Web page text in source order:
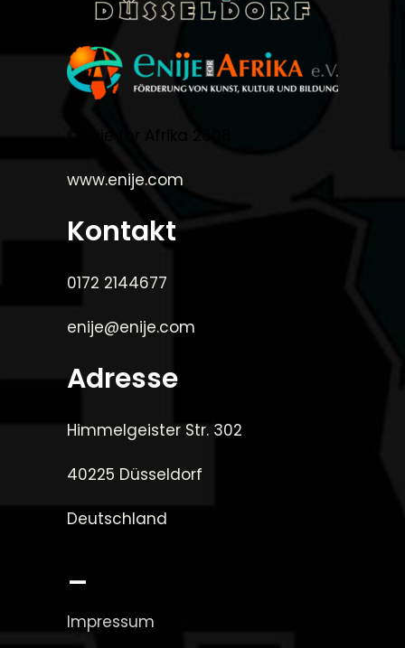
www.enije.com
Kontakt
0172 2144677
enije@enije.com
Adresse
Himmelgeister Str. 302
40225 Düsseldorf
Deutschland
_
Impressum